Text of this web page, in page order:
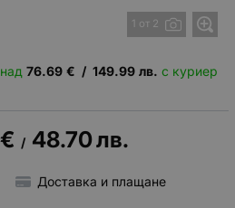
1 от 2
76.69 € / 149.99 лв. с куриер
€ / 48.70лв.
Доставка и плащане